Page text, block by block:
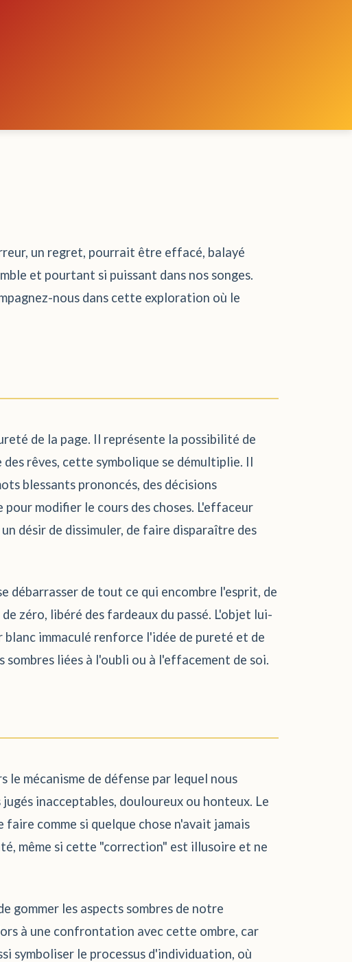
un regret, pourrait être effacé, balayé
et pourtant si puissant dans nos songes.
nous dans cette exploration où le
de la page. Il représente la possibilité de
rêves, cette symbolique se démultiplie. Il
blessants prononcés, des décisions
modifier le cours des choses. L'effaceur
désir de dissimuler, de faire disparaître des
débarrasser de tout ce qui encombre l'esprit, de
zéro, libéré des fardeaux du passé. L'objet lui-
immaculé renforce l'idée de pureté et de
liées à l'oubli ou à l'effacement de soi.
mécanisme de défense par lequel nous
inacceptables, douloureux ou honteux. Le
comme si quelque chose n'avait jamais
même si cette "correction" est illusoire et ne
gommer les aspects sombres de notre
à une confrontation avec cette ombre, car
symboliser le processus d'individuation, où